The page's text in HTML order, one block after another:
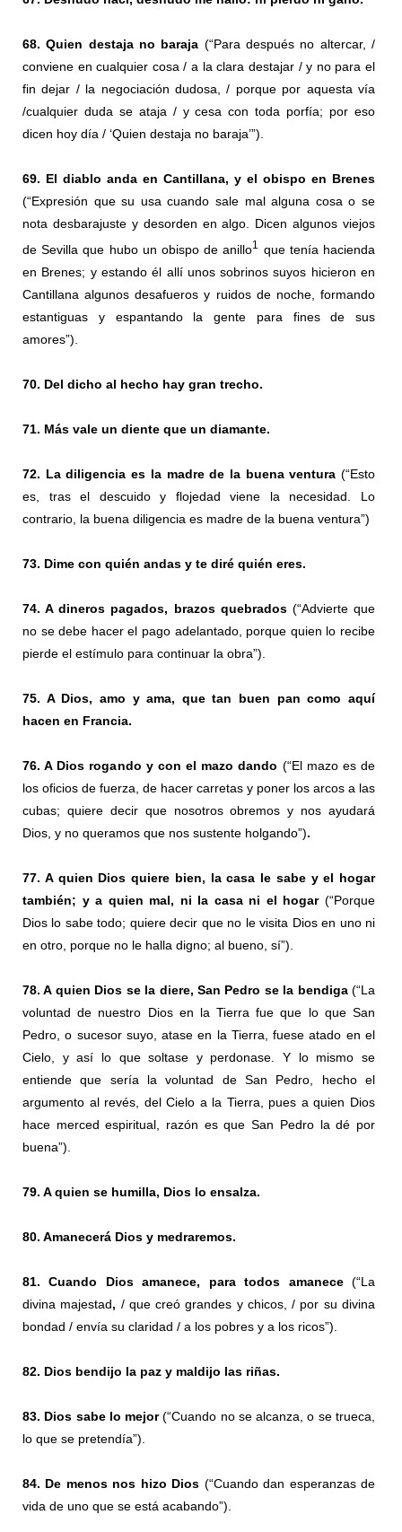
68. Quien destaja no baraja (“Para después no altercar, /
conviene en cualquier cosa / a la clara destajar / y no para el
fin dejar / la negociación dudosa, / porque por aquesta vía
/cualquier duda se ataja / y cesa con toda porfía; por eso
dicen hoy día / ‘Quien destaja no baraja’”).
69. El diablo anda en Cantillana, y el obispo en Brenes
(“Expresión que su usa cuando sale mal alguna cosa o se
nota desbarajuste y desorden en algo. Dicen algunos viejos
de Sevilla que hubo un obispo de anillo1
que tenía hacienda
en Brenes; y estando él allí unos sobrinos suyos hicieron en
Cantillana algunos desafueros y ruidos de noche, formando
estantiguas y espantando la gente para fines de sus
amores”).
70. Del dicho al hecho hay gran trecho.
71. Más vale un diente que un diamante.
72. La diligencia es la madre de la buena ventura (“Esto
es, tras el descuido y flojedad viene la necesidad. Lo
contrario, la buena diligencia es madre de la buena ventura”)
73. Dime con quién andas y te diré quién eres.
74. A dineros pagados, brazos quebrados (“Advierte que
no se debe hacer el pago adelantado, porque quien lo recibe
pierde el estímulo para continuar la obra”).
75. A Dios, amo y ama, que tan buen pan como aquí
hacen en Francia.
76. A Dios rogando y con el mazo dando (“El mazo es de
los oficios de fuerza, de hacer carretas y poner los arcos a las
cubas; quiere decir que nosotros obremos y nos ayudará
Dios, y no queramos que nos sustente holgando”).
77. A quien Dios quiere bien, la casa le sabe y el hogar
también; y a quien mal, ni la casa ni el hogar (“Porque
Dios lo sabe todo; quiere decir que no le visita Dios en uno ni
en otro, porque no le halla digno; al bueno, sí”).
78. A quien Dios se la diere, San Pedro se la bendiga (“La
voluntad de nuestro Dios en la Tierra fue que lo que San
Pedro, o sucesor suyo, atase en la Tierra, fuese atado en el
Cielo, y así lo que soltase y perdonase. Y lo mismo se
entiende que sería la voluntad de San Pedro, hecho el
argumento al revés, del Cielo a la Tierra, pues a quien Dios
hace merced espiritual, razón es que San Pedro la dé por
buena”).
79. A quien se humilla, Dios lo ensalza.
80. Amanecerá Dios y medraremos.
81. Cuando Dios amanece, para todos amanece(“La
divina majestad, / que creó grandes y chicos, / por su divina
bondad / envía su claridad / a los pobres y a los ricos”).
82. Dios bendijo la paz y maldijo las riñas.
83. Dios sabe lo mejor(“Cuando no se alcanza, o se trueca,
lo que se pretendía”).
84. De menos nos hizo Dios (“Cuando dan esperanzas de
vida de uno que se está acabando”).